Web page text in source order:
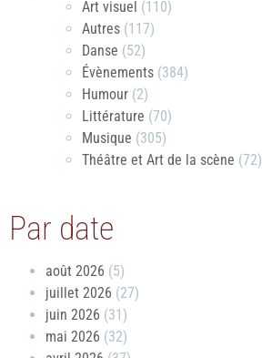
Art visuel (110)
Autres (117)
Danse (52)
Évènements (384)
Humour (2)
Littérature (70)
Musique (305)
Théâtre et Art de la scène (72)
Par date
août 2026 (5)
juillet 2026 (27)
juin 2026 (31)
mai 2026 (32)